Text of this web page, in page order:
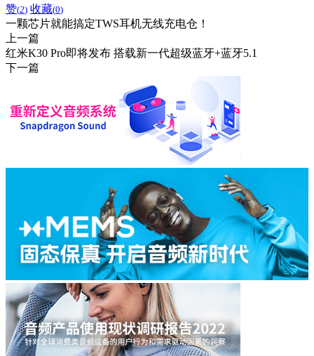
赞(2) 收藏(0)
一颗芯片就能搞定TWS耳机无线充电仓！
上一篇
红米K30 Pro即将发布 搭载新一代超级蓝牙+蓝牙5.1
下一篇